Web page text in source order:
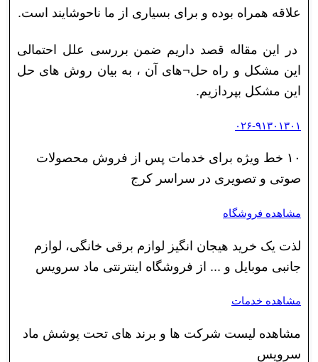
علاقه همراه بوده و برای بسیاری از ما ناحوشایند است.
در این مقاله قصد داریم ضمن بررسی علل احتمالی
این مشکل و راه حل¬های آن ، به بیان روش های حل
این مشکل بپردازیم.
۰۲۶-۹۱۳۰۱۳۰۱
۱۰ خط ویژه برای خدمات پس از فروش محصولات
صوتی و تصویری در سراسر کرج
مشاهده فروشگاه
لذت یک خرید هیجان انگیز لوازم برقی خانگی، لوازم
جانبی موبایل و ... از فروشگاه اینترنتی ماد سرویس
مشاهده خدمات
مشاهده لیست شرکت ها و برند های تحت پوشش ماد
سرویس